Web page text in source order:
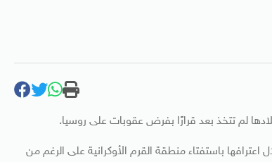
لم تتخذ بعد قرارًا بفرض عقوبات على روسيا.
باستفتاء منطقة القرم الأوكرانية على الرغم من